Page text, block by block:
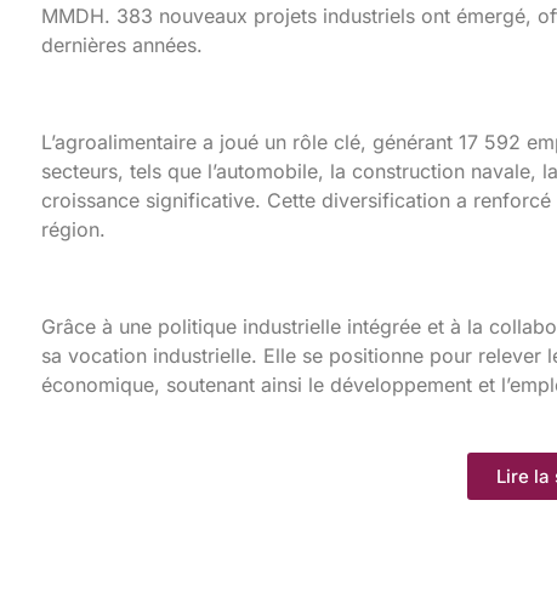
MMDH. 383 nouveaux projets industriels ont émergé,
dernières années.
L’agroalimentaire a joué un rôle clé, générant 17 592
secteurs, tels que l’automobile, la construction navale,
croissance significative. Cette diversification a
région.
Grâce à une politique industrielle intégrée et à la
sa vocation industrielle. Elle se positionne pour relever
économique, soutenant ainsi le développement et
Lire la